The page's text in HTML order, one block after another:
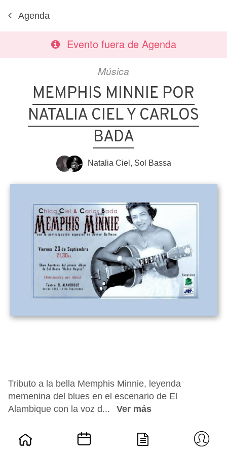
Agenda
Evento fuera de Agenda
Música
MEMPHIS MINNIE POR
NATALIA CIEL Y CARLOS
BADA
Natalia Ciel , Sol Bassa
Tributo a la bella Memphis Minnie, leyenda
memenina del blues en el escenario de El
Alambique con la voz d...
Ver más